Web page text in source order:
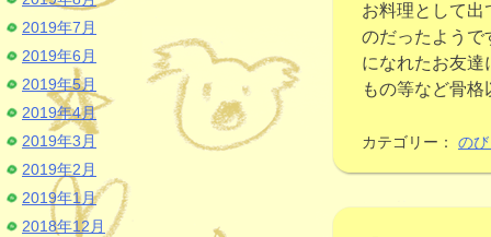
お料理として
のだったようで
になれたお友
もの等など骨
カテゴリー： の
2019年7月
2019年6月
2019年5月
2019年4月
2019年3月
2019年2月
2019年1月
2018年12月